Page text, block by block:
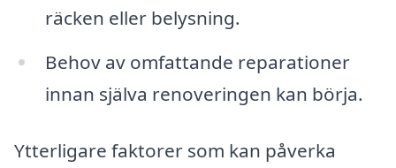
räcken eller belysning.
Behov av omfattande reparationer
innan själva renoveringen kan börja.
Ytterligare faktorer som kan påverka